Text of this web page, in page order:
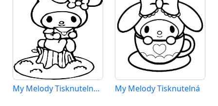
My Melody Tisknutelná Zdarma My Melody Tisknutelná